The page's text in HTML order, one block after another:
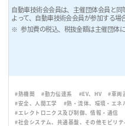
自動車技術会会員は、主催団体会員と同
よって、自動車技術会会員が参加する場
参加費の税込、税抜金額は主催団体
#熱機関 #動力伝達系 #EV、HV
#車両
#安全、人間工学
#熱・流体、環境・エネ
#エレクトロニクス及び制御、情報・通
#社会システム、共通基盤、その他モビリテ